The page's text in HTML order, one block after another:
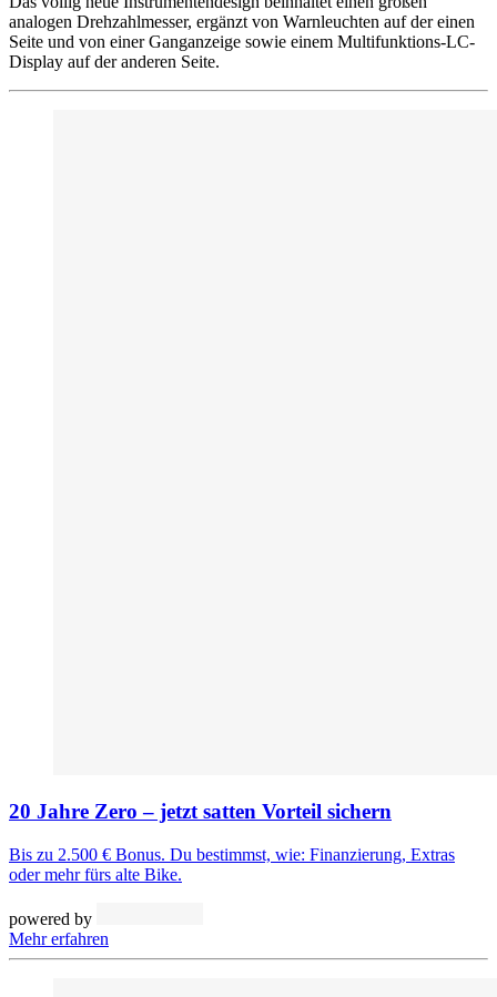
analogen Drehzahlmesser, ergänzt von Warnleuchten auf der einen
Seite und von einer Ganganzeige sowie einem Multifunktions-LC-
Display auf der anderen Seite.
20 Jahre Zero – jetzt satten Vorteil sichern
Bis zu 2.500 € Bonus. Du bestimmst, wie: Finanzierung, Extras
oder mehr fürs alte Bike.
powered by
Mehr erfahren